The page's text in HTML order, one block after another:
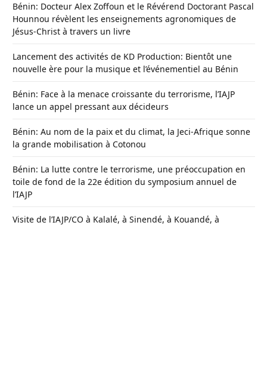
Bénin: Docteur Alex Zoffoun et le Révérend Doctorant Pascal
Hounnou révèlent les enseignements agronomiques de
Jésus-Christ à travers un livre
Lancement des activités de KD Production: Bientôt une
nouvelle ère pour la musique et l’événementiel au Bénin
Bénin: Face à la menace croissante du terrorisme, l’IAJP
lance un appel pressant aux décideurs
Bénin: Au nom de la paix et du climat, la Jeci-Afrique sonne
la grande mobilisation à Cotonou
Bénin: La lutte contre le terrorisme, une préoccupation en
toile de fond de la 22e édition du symposium annuel de
l’IAJP
Visite de l’IAJP/CO à Kalalé, à Sinendé, à Kouandé, à